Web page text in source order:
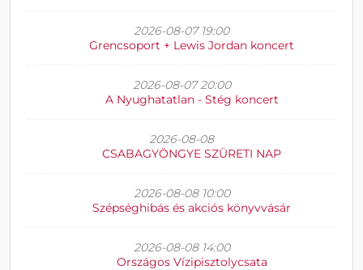
2026-08-07 19:00
Grencsoport + Lewis Jordan koncert
2026-08-07 20:00
A Nyughatatlan - Stég koncert
2026-08-08
CSABAGYÖNGYE SZÜRETI NAP
2026-08-08 10:00
Szépséghibás és akciós könyvvásár
2026-08-08 14:00
Országos Vízipisztolycsata